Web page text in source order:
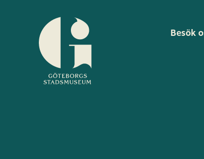
stadsmuseum
Besök